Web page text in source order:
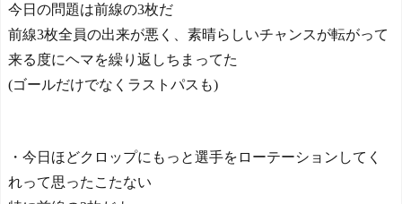
今日の問題は前線の3枚だ
前線3枚全員の出来が悪く、素晴らしいチャンスが転がって
来る度にヘマを繰り返しちまってた
(ゴールだけでなくラストパスも)
・今日ほどクロップにもっと選手をローテーションしてく
れって思ったこたない